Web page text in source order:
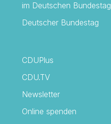
im Deutschen Bundestag
Deutscher Bundestag
CDUPlus
CDU.TV
Newsletter
Online spenden